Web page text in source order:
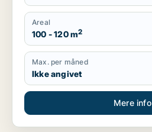
Areal
100 - 120 m2
Max. per måned
Ikke angivet
Mere info